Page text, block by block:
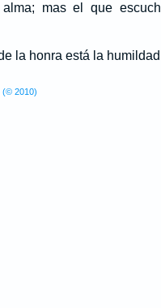
mas el que
la honra está la
(© 2010)